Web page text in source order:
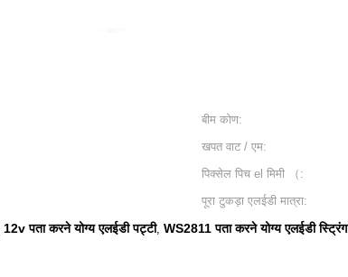
बीम कोण:
खपत वाट / एम:
पिक्सेल पिच el मिमी （:
पूरा टुकड़ा एलईडी मात्रा:
12v पता करने योग्य एलईडी पट्टी, WS2811 पता करने योग्य एलईडी स्ट्रिंग